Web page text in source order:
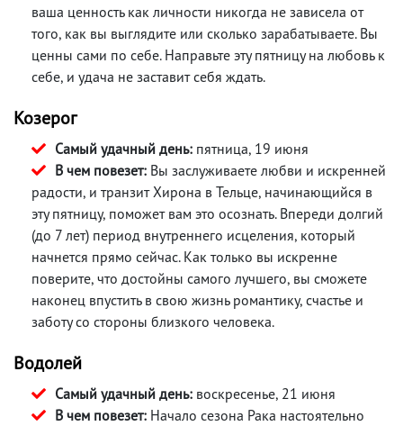
ваша ценность как личности никогда не зависела от
того, как вы выглядите или сколько зарабатываете. Вы
ценны сами по себе. Направьте эту пятницу на любовь к
себе, и удача не заставит себя ждать.
Козерог
Самый удачный день: пятница, 19 июня
В чем повезет: Вы заслуживаете любви и искренней
радости, и транзит Хирона в Тельце, начинающийся в
эту пятницу, поможет вам это осознать. Впереди долгий
(до 7 лет) период внутреннего исцеления, который
начнется прямо сейчас. Как только вы искренне
поверите, что достойны самого лучшего, вы сможете
наконец впустить в свою жизнь романтику, счастье и
заботу со стороны близкого человека.
Водолей
Самый удачный день: воскресенье, 21 июня
В чем повезет: Начало сезона Рака настоятельно